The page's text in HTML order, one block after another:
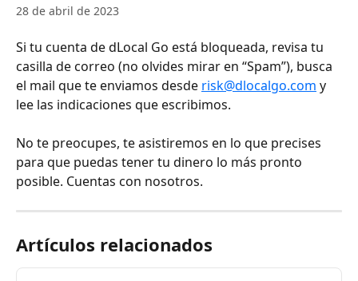
28 de abril de 2023
Si tu cuenta de dLocal Go está bloqueada, revisa tu
casilla de correo (no olvides mirar en “Spam”), busca
el mail que te enviamos desde risk@dlocalgo.com y
lee las indicaciones que escribimos.
No te preocupes, te asistiremos en lo que precises
para que puedas tener tu dinero lo más pronto
posible. Cuentas con nosotros.
Artículos relacionados